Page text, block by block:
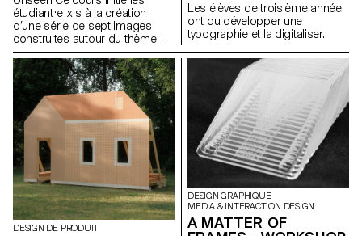
étudiant·e·x·s à la création
d’une série de sept images
construites autour du thème
Unseen. Ils et elles apprendront
à articuler décors,
personnages et lumières pour
créer des mises en scène
fortes et cohérentes. À travers
une approche pratique et
technique, le cours développe
leur capacité à concevoir un
projet complet, à diriger des
modèles, à travailler la lumière
naturelle ou artificielle et à
collaborer dans des conditions
proches de la réalité
professionnelle. Les
étudiant·e·x·s affineront ainsi
Les élèves de troisième année
ont du développer une
typographie et la digitaliser.
DESIGN DE PRODUIT
DESIGN GRAPHIQUE
MEDIA & INTERACTION DESIGN
A MATTER OF